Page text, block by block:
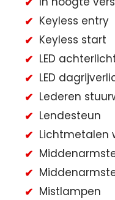
Keyless entry
Keyless start
LED
LED
Lederen
Lendesteun
Lichtmetalen
Mistlampen